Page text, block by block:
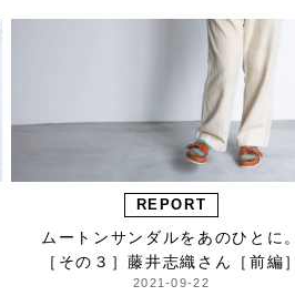
REPORT
ムートンサンダルをあのひとに。
［その３］藤井志織さん［前編］
2021-09-22